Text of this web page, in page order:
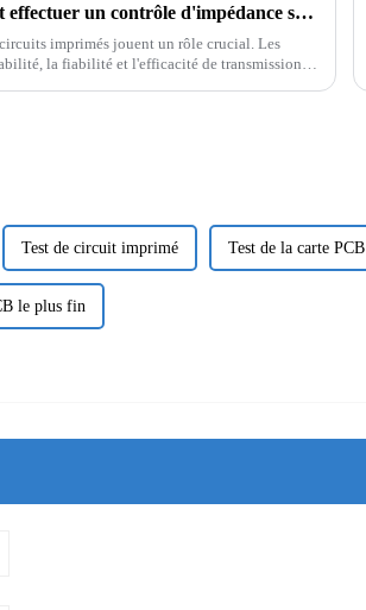
Qu'est-ce que le contrôle d'impédance et comment effectuer un contrôle d'impédance sur les PCB
imprimés jouent un rôle crucial. Les
la fiabilité et l'efficacité de transmission
Test de circuit imprimé Test de la carte PCB
le plus fin